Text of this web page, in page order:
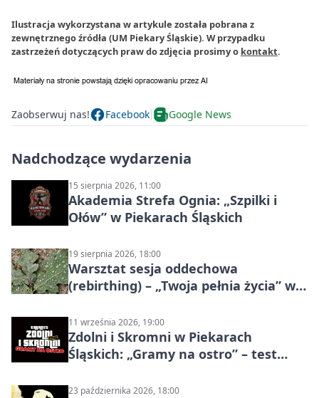
Ilustracja wykorzystana w artykule została pobrana z
zewnętrznego źródła (UM Piekary Śląskie). W przypadku
zastrzeżeń dotyczących praw do zdjęcia prosimy o kontakt.
Zaobserwuj nas! Facebook Google News
Nadchodzące wydarzenia
15 sierpnia 2026, 11:00
Akademia Strefa Ognia: „Szpilki i
Ołów” w Piekarach Śląskich
19 sierpnia 2026, 18:00
Warsztat sesja oddechowa
(rebirthing) – „Twoja pełnia życia” w
11 września 2026, 19:00
Zdolni i Skromni w Piekarach
Śląskich: „Gramy na ostro” – test
23 października 2026, 18:00